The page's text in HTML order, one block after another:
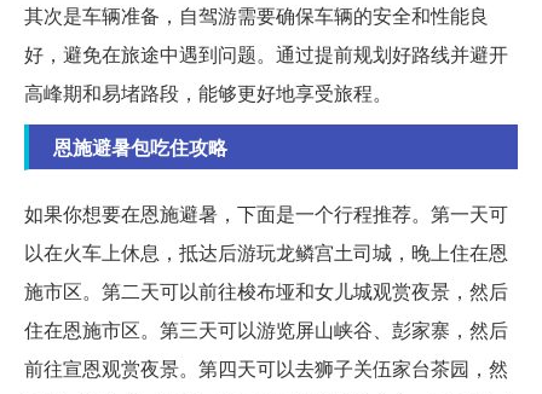
其次是车辆准备，自驾游需要确保车辆的安全和性能良
好，避免在旅途中遇到问题。通过提前规划好路线并避开
高峰期和易堵路段，能够更好地享受旅程。
恩施避暑包吃住攻略
如果你想要在恩施避暑，下面是一个行程推荐。第一天可
以在火车上休息，抵达后游玩龙鳞宫土司城，晚上住在恩
施市区。第二天可以前往梭布垭和女儿城观赏夜景，然后
住在恩施市区。第三天可以游览屏山峡谷、彭家寨，然后
前往宣恩观赏夜景。第四天可以去狮子关伍家台茶园，然